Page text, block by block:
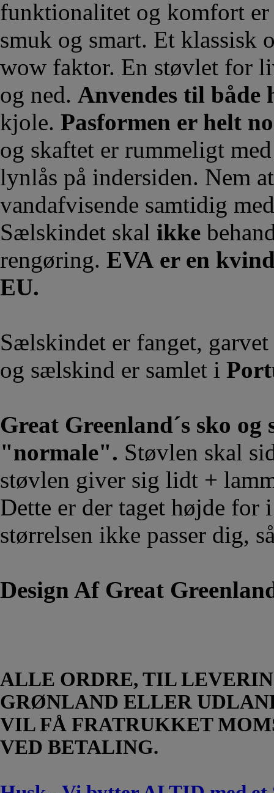
funktionalitet og komfort
smuk og smart. Et klassisk
wow faktor. En støvlet for
og ned. Anvendes til både
kjole. Pasformen er helt
og skaftet er rummeligt
lynlås på indersiden. Nem
vandafvisende samtidig
Sælskindet skal ikke
rengøring. EVA er en
EU.
Sælskindet er fanget,
og sælskind er samlet i
Great Greenland´s sko
"normale". Støvlen skal
støvlen giver sig lidt +
Dette er der taget højde for
størrelsen ikke passer dig,
Design Af Great
ALLE ORDRE, TIL
GRØNLAND ELLER
VIL FÅ FRATRUKKET
VED BETALING.